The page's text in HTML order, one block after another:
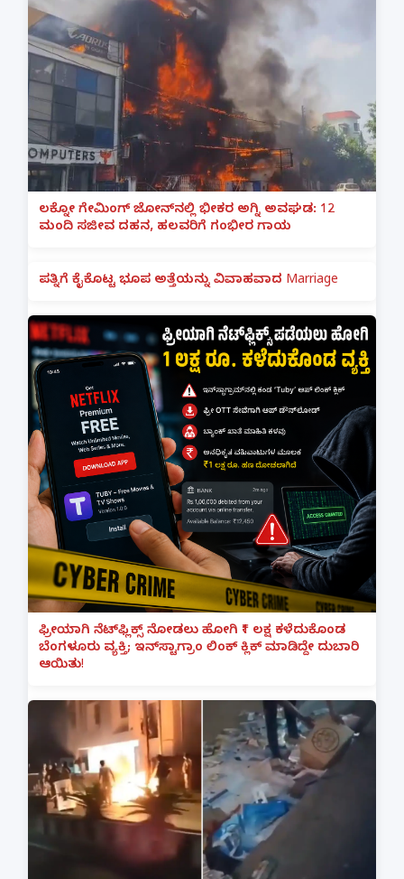
ಲಕ್ನೋ ಗೇಮಿಂಗ್ ಜೋನ್‌ನಲ್ಲಿ ಭೀಕರ ಅಗ್ನಿ ಅವಘಡ: 12
ಮಂದಿ ಸಜೀವ ದಹನ, ಹಲವರಿಗೆ ಗಂಭೀರ ಗಾಯ
ಪತ್ನಿಗೆ ಕೈಕೊಟ್ಟ ಭೂಪ ಅತ್ತೆಯನ್ನು ವಿವಾಹವಾದ Marriage
ಫ್ರೀಯಾಗಿ ನೆಟ್‌ಫ್ಲಿಕ್ಸ್ ನೋಡಲು ಹೋಗಿ ₹1 ಲಕ್ಷ ಕಳೆದುಕೊಂಡ
ಬೆಂಗಳೂರು ವ್ಯಕ್ತಿ; ಇನ್‌ಸ್ಟಾಗ್ರಾಂ ಲಿಂಕ್ ಕ್ಲಿಕ್ ಮಾಡಿದ್ದೇ ದುಬಾರಿ
ಆಯಿತು!